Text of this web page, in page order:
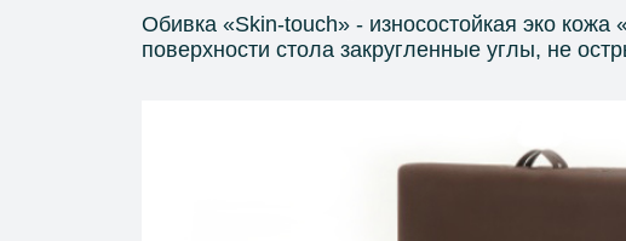
Обивка «Skin-touch» - износостойкая эко
поверхности стола закругленные углы, не